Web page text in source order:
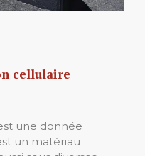
cellulaire
une donnée
un matériau